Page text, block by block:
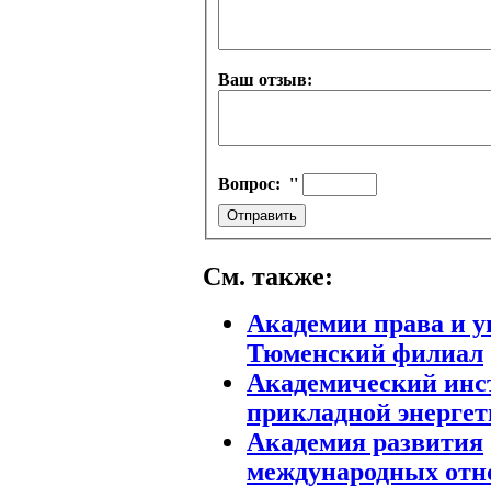
Ваш отзыв:
Вопрос: ''
См. также:
Академии права и
Тюменский филиал
Академический
прикладной
Академия развития
международных